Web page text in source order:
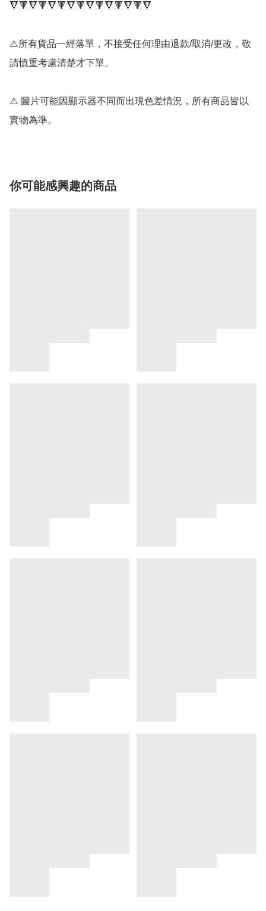
🔻🔻🔻🔻🔻🔻🔻🔻🔻🔻🔻🔻🔻🔻🔻
⚠️所有貨品一經落單，不接受任何理由退款/取消/更改，敬
請慎重考慮清楚才下單。
⚠️ 圖片可能因顯示器不同而出現色差情況，所有商品皆以
你可能感興趣的商品